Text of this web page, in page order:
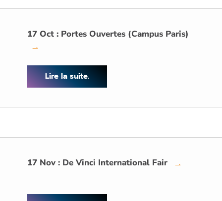
17 Oct : Portes Ouvertes (Campus Paris)
→
Lire la suite.
17 Nov : De Vinci International Fair →